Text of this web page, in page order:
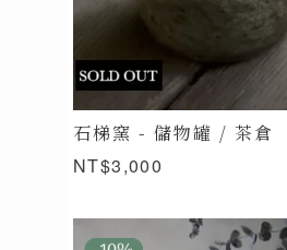
石梯窯 - 儲物罐 / 茶倉
NT$3,000